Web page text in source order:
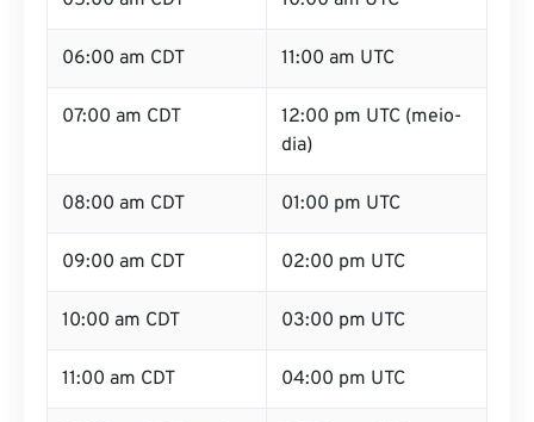
06:00 am CDT 11:00 am UTC
07:00 am CDT
12:00 pm UTC (meio-
dia)
08:00 am CDT 01:00 pm UTC
09:00 am CDT 02:00 pm UTC
10:00 am CDT 03:00 pm UTC
11:00 am CDT 04:00 pm UTC